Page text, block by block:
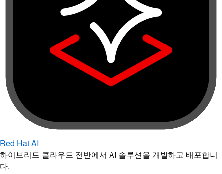
Red Hat AI
하이브리드 클라우드 전반에서 AI 솔루션을 개발하고 배포합니
다.